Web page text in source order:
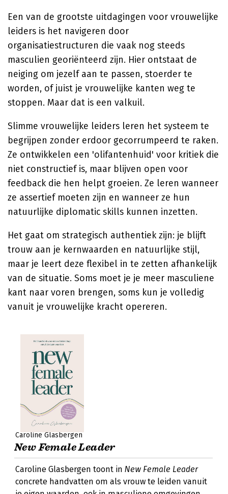
Een van de grootste uitdagingen voor vrouwelijke
leiders is het navigeren door
organisatiestructuren die vaak nog steeds
masculien georiënteerd zijn. Hier ontstaat de
neiging om jezelf aan te passen, stoerder te
worden, of juist je vrouwelijke kanten weg te
stoppen. Maar dat is een valkuil.
Slimme vrouwelijke leiders leren het systeem te
begrijpen zonder erdoor gecorrumpeerd te raken.
Ze ontwikkelen een 'olifantenhuid' voor kritiek die
niet constructief is, maar blijven open voor
feedback die hen helpt groeien. Ze leren wanneer
ze assertief moeten zijn en wanneer ze hun
natuurlijke diplomatic skills kunnen inzetten.
Het gaat om strategisch authentiek zijn: je blijft
trouw aan je kernwaarden en natuurlijke stijl,
maar je leert deze flexibel in te zetten afhankelijk
van de situatie. Soms moet je je meer masculiene
kant naar voren brengen, soms kun je volledig
vanuit je vrouwelijke kracht opereren.
Caroline Glasbergen
New Female Leader
Caroline Glasbergen toont in New Female Leader
concrete handvatten om als vrouw te leiden vanuit